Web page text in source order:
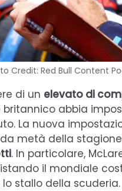
Credit: Red Bull Content
di un elevato di
britannico abbia
La nuova
metà della stagione
. In particolare,
il mondiale
stallo della scuderia.